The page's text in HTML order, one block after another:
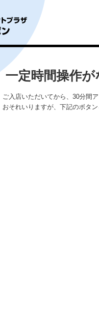
一定時間操作
ご入店いただいてから、30分間
おそれいりますが、下記のボタ